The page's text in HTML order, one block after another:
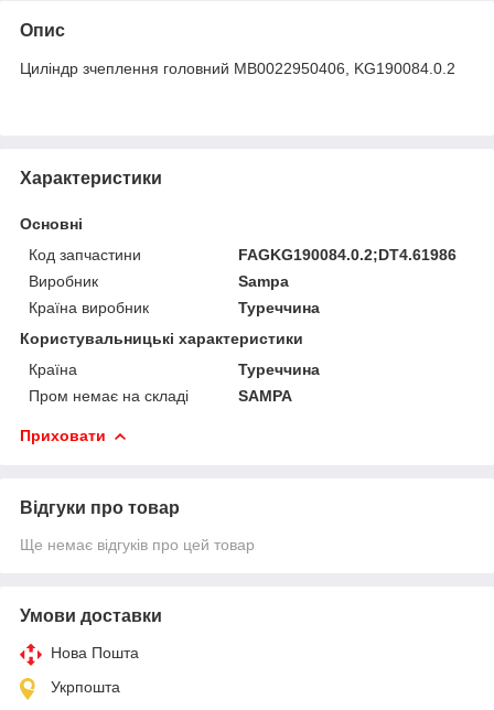
Опис
Циліндр зчеплення головний MB0022950406, KG190084.0.2
Характеристики
Основні
Код запчастини
FAGKG190084.0.2;DT4.61986
Виробник
Sampa
Країна виробник
Туреччина
Користувальницькі характеристики
Країна
Туреччина
Пром немає на складі
SAMPA
Приховати
Відгуки про товар
Ще немає відгуків про цей товар
Умови доставки
Нова Пошта
Укрпошта